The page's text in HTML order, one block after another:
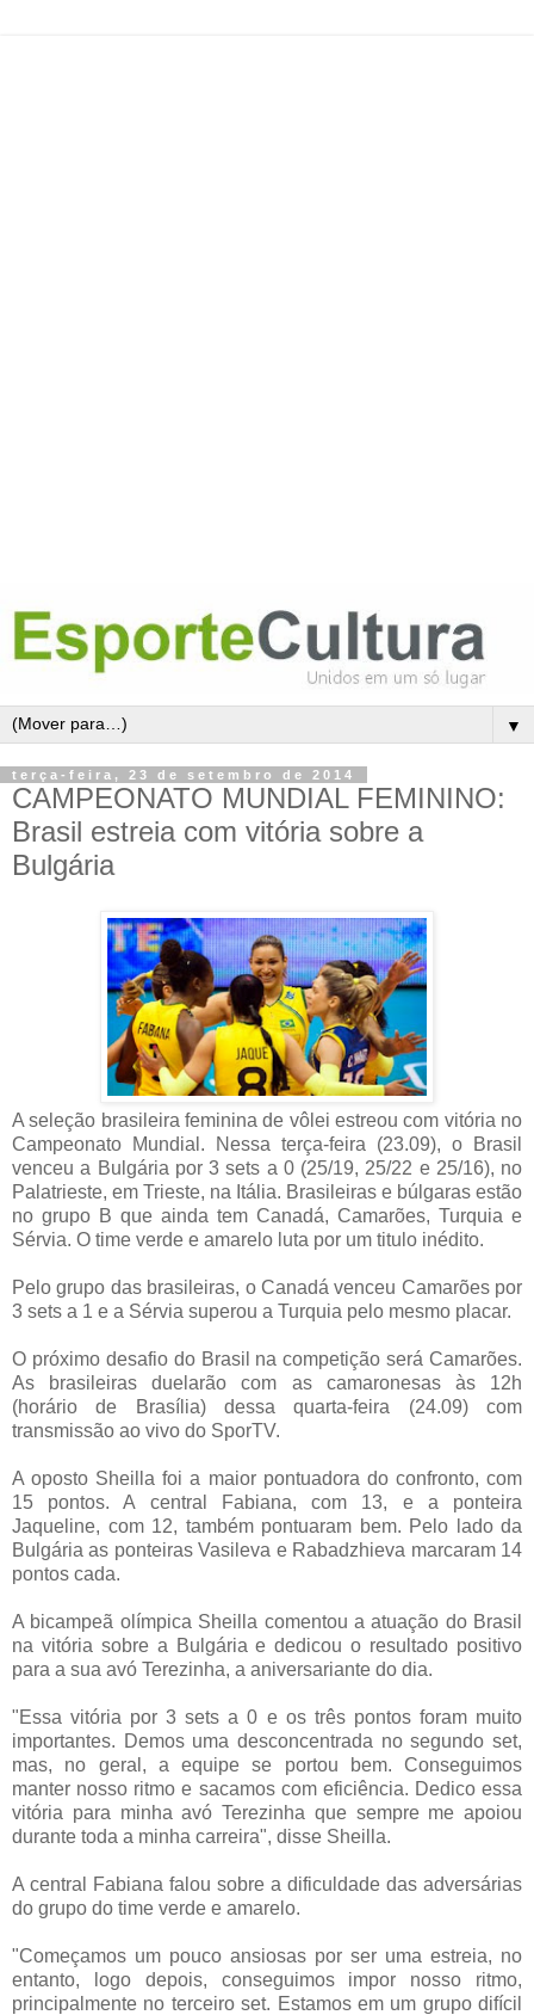
▼
terça-feira, 23 de setembro de 2014
CAMPEONATO MUNDIAL FEMININO:
Brasil estreia com vitória sobre a
Bulgária
A seleção brasileira feminina de vôlei estreou com vitória no
Campeonato Mundial. Nessa terça-feira (23.09), o Brasil
venceu a Bulgária por 3 sets a 0 (25/19, 25/22 e 25/16), no
Palatrieste, em Trieste, na Itália. Brasileiras e búlgaras estão
no grupo B que ainda tem Canadá, Camarões, Turquia e
Sérvia. O time verde e amarelo luta por um titulo inédito.
Pelo grupo das brasileiras, o Canadá venceu Camarões por
3 sets a 1 e a Sérvia superou a Turquia pelo mesmo placar.
O próximo desafio do Brasil na competição será Camarões.
As brasileiras duelarão com as camaronesas às 12h
(horário de Brasília) dessa quarta-feira (24.09) com
transmissão ao vivo do SporTV.
A oposto Sheilla foi a maior pontuadora do confronto, com
15 pontos. A central Fabiana, com 13, e a ponteira
Jaqueline, com 12, também pontuaram bem. Pelo lado da
Bulgária as ponteiras Vasileva e Rabadzhieva marcaram 14
pontos cada.
A bicampeã olímpica Sheilla comentou a atuação do Brasil
na vitória sobre a Bulgária e dedicou o resultado positivo
para a sua avó Terezinha, a aniversariante do dia.
"Essa vitória por 3 sets a 0 e os três pontos foram muito
importantes. Demos uma desconcentrada no segundo set,
mas, no geral, a equipe se portou bem. Conseguimos
manter nosso ritmo e sacamos com eficiência. Dedico essa
vitória para minha avó Terezinha que sempre me apoiou
durante toda a minha carreira", disse Sheilla.
A central Fabiana falou sobre a dificuldade das adversárias
do grupo do time verde e amarelo.
"Começamos um pouco ansiosas por ser uma estreia, no
entanto, logo depois, conseguimos impor nosso ritmo,
principalmente no terceiro set. Estamos em um grupo difícil